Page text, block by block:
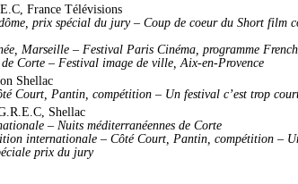
France Télévisions
prix spécial du jury – Coup de coeur du Short film
Marseille – Festival Paris Cinéma, programme
Corte – Festival image de ville, Aix-en-Provence
Shellac
Court, Pantin, compétition – Un festival c’est trop
Shellac
– Nuits méditerranéennes de Corte
internationale – Côté Court, Pantin, compétition –
prix du jury